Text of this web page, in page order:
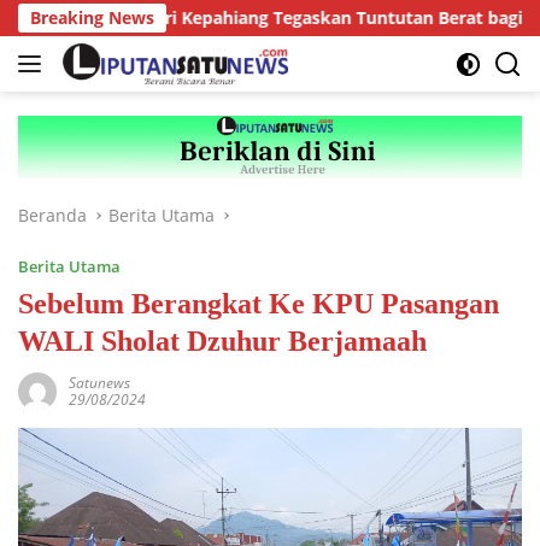
Langsung
ke
konten
Breaking News
Kejari Kepahiang Tegaskan Tuntutan Berat bagi
Beranda Berita Utama
Berita Utama
Sebelum Berangkat Ke KPU Pasangan
WALI Sholat Dzuhur Berjamaah
Satunews
29/08/2024